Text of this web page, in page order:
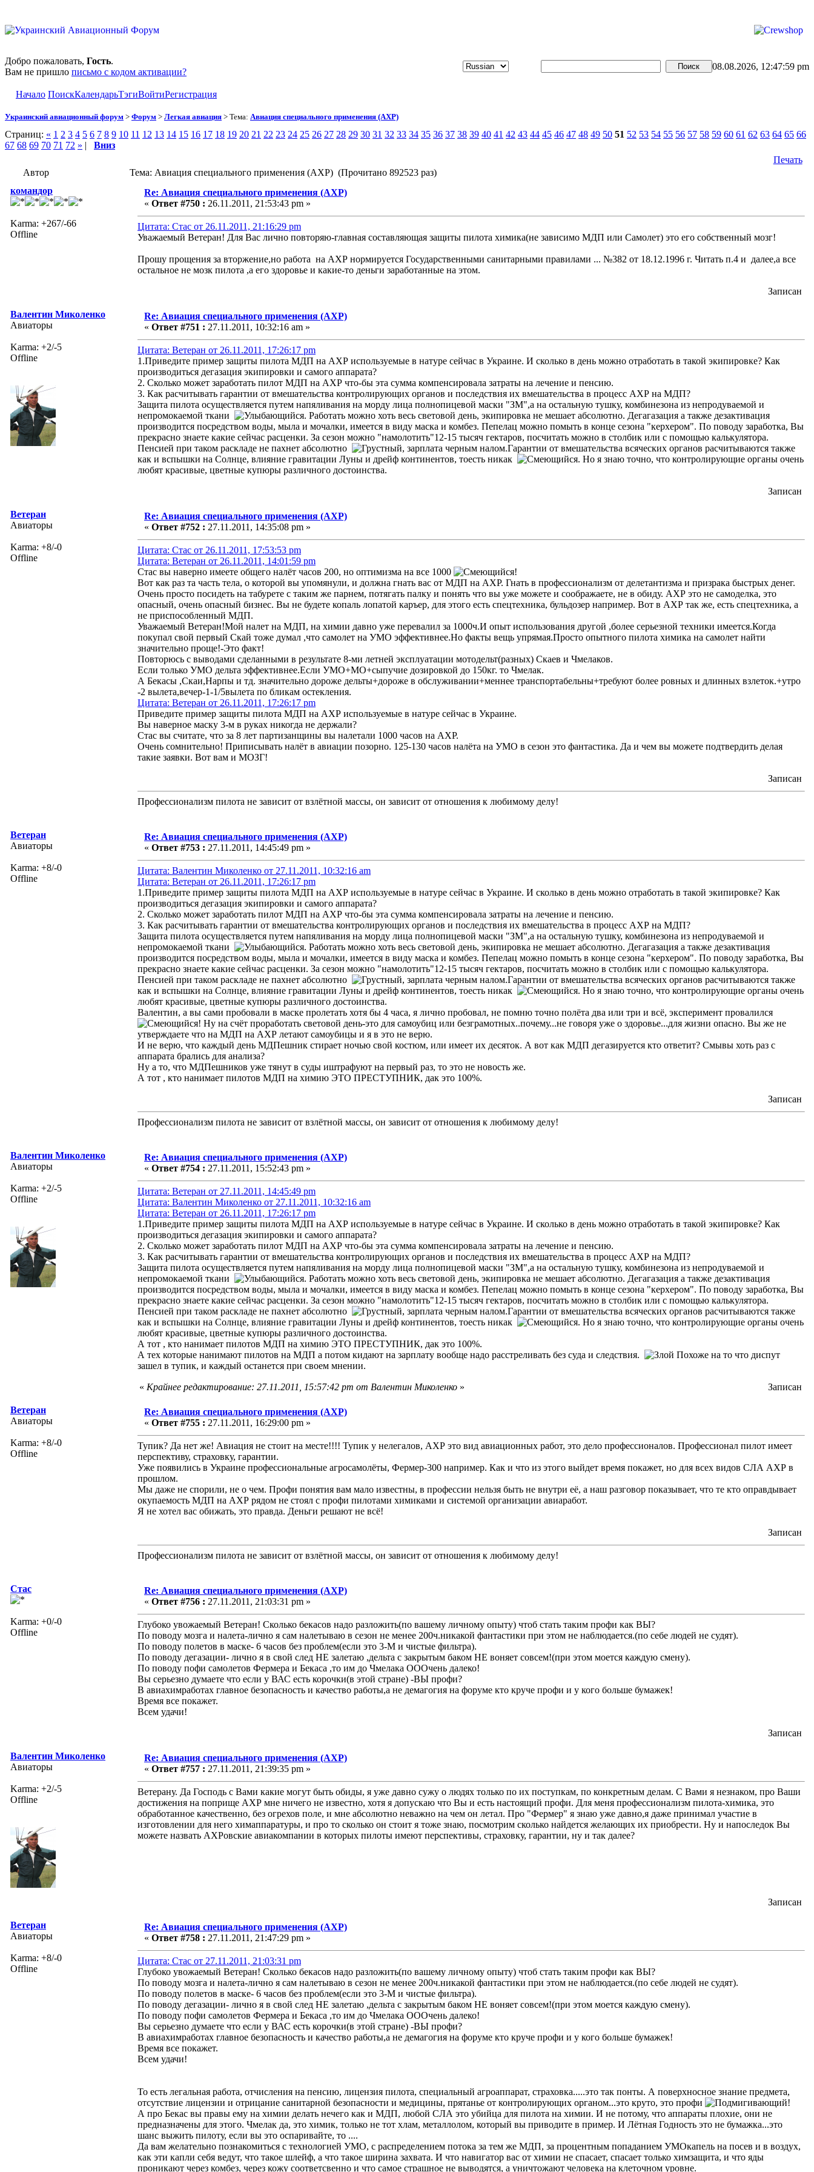
Добро пожаловать, Гость.
Вам не пришло письмо с кодом активации?
08.08.2026, 12:47:59 pm
Начало ПоискКалендарьТэгиВойтиРегистрация
Украинский авиационный форум > Форум > Легкая авиация > Тема: Авиация специального применения (АХР)
Страниц: « 1 2 3 4 5 6 7 8 9 10 11 12 13 14 15 16 17 18 19 20 21 22 23 24 25 26 27 28 29 30 31 32 33 34 35 36 37 38 39 40 41 42 43 44 45 46 47 48 49 50 51 52 53 54 55 56 57 58 59 60 61 62 63 64 65 66
67 68 69 70 71 72 » | Вниз
Печать
Автор
Тема: Авиация специального применения (АХР) (Прочитано 892523 раз)
командор
Karma: +267/-66
Offline
Re: Авиация специального применения (АХР)
« Ответ #750 : 26.11.2011, 21:53:43 pm »
Цитата: Стас от 26.11.2011, 21:16:29 pm
Уважаемый Ветеран! Для Вас лично повторяю-главная составляющая защиты пилота химика(не зависимо МДП или Самолет) это его собственный мозг!
Прошу прощения за вторжение,но работа на АХР нормируется Государственными санитарными правилами ... №382 от 18.12.1996 г. Читать п.4 и далее,а все
остальное не мозк пилота ,а его здоровье и какие-то деньги заработанные на этом.
Записан
Валентин Миколенко
Авиаторы
Karma: +2/-5
Offline
Re: Авиация специального применения (АХР)
« Ответ #751 : 27.11.2011, 10:32:16 am »
Цитата: Ветеран от 26.11.2011, 17:26:17 pm
1.Приведите пример защиты пилота МДП на АХР используемые в натуре сейчас в Украине. И сколько в день можно отработать в такой экипировке? Как
производиться дегазация экипировки и самого аппарата?
2. Сколько может заработать пилот МДП на АХР что-бы эта сумма компенсировала затраты на лечение и пенсию.
3. Как расчитывать гарантии от вмешательства контролирующих органов и последствия их вмешательства в процесс АХР на МДП?
Защита пилота осуществляется путем напяливания на морду лица полнопицевой маски "ЗМ",а на остальную тушку, комбинезона из непродуваемой и
непромокаемой ткани
. Работать можно хоть весь световой день, экипировка не мешает абсолютно. Дегагазация а также дезактивация
производится посредством воды, мыла и мочалки, имеется в виду маска и комбез. Пепелац можно помыть в конце сезона "керхером". По поводу заработка, Вы
прекрасно знаете какие сейчас расценки. За сезон можно "намолотить"12-15 тысяч гектаров, посчитать можно в столбик или с помощью калькулятора.
Пенсией при таком раскладе не пахнет абсолютно
, зарплата черным налом.Гарантии от вмешательства всяческих органов расчитываются также
как и вспышки на Солнце, влияние гравитации Луны и дрейф континентов, тоесть никак
. Но я знаю точно, что контролирующие органы очень
любят красивые, цветные купюры различного достоинства.
Записан
Ветеран
Авиаторы
Karma: +8/-0
Offline
Re: Авиация специального применения (АХР)
« Ответ #752 : 27.11.2011, 14:35:08 pm »
Цитата: Стас от 26.11.2011, 17:53:53 pm
Цитата: Ветеран от 26.11.2011, 14:01:59 pm
Стас вы наверно имеете общего налёт часов 200, но оптимизма на все 1000
!
Вот как раз та часть тела, о которой вы упомянули, и должна гнать вас от МДП на АХР. Гнать в профессионализм от делетантизма и призрака быстрых денег.
Очень просто посидеть на табурете с таким же парнем, потягать палку и понять что вы уже можете и соображаете, не в обиду. АХР это не самоделка, это
опасный, очень опасный бизнес. Вы не будете копаль лопатой каръер, для этого есть спецтехника, бульдозер например. Вот в АХР так же, есть спецтехника, а
не приспособленный МДП.
Уважаемый Ветеран!Мой налет на МДП, на химии давно уже перевалил за 1000ч.И опыт использования другой ,более серьезной техники имеется.Когда
покупал свой первый Скай тоже думал ,что самолет на УМО эффективнее.Но факты вещь упрямая.Просто опытного пилота химика на самолет найти
значительно проще!-Это факт!
Повторюсь с выводами сделанными в результате 8-ми летней эксплуатации мотодельт(разных) Скаев и Чмелаков.
Если только УМО дельта эффективнее.Если УМО+МО+сыпучие дозировкой до 150кг. то Чмелак.
А Бекасы ,Скаи,Нарпы и тд. значительно дороже дельты+дороже в обслуживании+меннее транспортабельны+требуют более ровных и длинных взлеток.+утро
-2 вылета,вечер-1-1/5вылета по бликам остекления.
Цитата: Ветеран от 26.11.2011, 17:26:17 pm
Приведите пример защиты пилота МДП на АХР используемые в натуре сейчас в Украине.
Вы наверное маску 3-м в руках никогда не держали?
Стас вы считате, что за 8 лет партизанщины вы налетали 1000 часов на АХР.
Очень сомнительно! Приписывать налёт в авиации позорно. 125-130 часов налёта на УМО в сезон это фантастика. Да и чем вы можете подтвердить делая
такие заявки. Вот вам и МОЗГ!
Записан
Профессионализм пилота не зависит от взлётной массы, он зависит от отношения к любимому делу!
Ветеран
Авиаторы
Karma: +8/-0
Offline
Re: Авиация специального применения (АХР)
« Ответ #753 : 27.11.2011, 14:45:49 pm »
Цитата: Валентин Миколенко от 27.11.2011, 10:32:16 am
Цитата: Ветеран от 26.11.2011, 17:26:17 pm
1.Приведите пример защиты пилота МДП на АХР используемые в натуре сейчас в Украине. И сколько в день можно отработать в такой экипировке? Как
производиться дегазация экипировки и самого аппарата?
2. Сколько может заработать пилот МДП на АХР что-бы эта сумма компенсировала затраты на лечение и пенсию.
3. Как расчитывать гарантии от вмешательства контролирующих органов и последствия их вмешательства в процесс АХР на МДП?
Защита пилота осуществляется путем напяливания на морду лица полнопицевой маски "ЗМ",а на остальную тушку, комбинезона из непродуваемой и
непромокаемой ткани
. Работать можно хоть весь световой день, экипировка не мешает абсолютно. Дегагазация а также дезактивация
производится посредством воды, мыла и мочалки, имеется в виду маска и комбез. Пепелац можно помыть в конце сезона "керхером". По поводу заработка, Вы
прекрасно знаете какие сейчас расценки. За сезон можно "намолотить"12-15 тысяч гектаров, посчитать можно в столбик или с помощью калькулятора.
Пенсией при таком раскладе не пахнет абсолютно
, зарплата черным налом.Гарантии от вмешательства всяческих органов расчитываются также
как и вспышки на Солнце, влияние гравитации Луны и дрейф континентов, тоесть никак
. Но я знаю точно, что контролирующие органы очень
любят красивые, цветные купюры различного достоинства.
Валентин, а вы сами пробовали в маске пролетать хотя бы 4 часа, я лично пробовал, не помню точно полёта два или три и всё, эксперимент провалился
! Ну на счёт проработать световой день-это для самоубиц или безграмотных..почему...не говоря уже о здоровье...для жизни опасно. Вы же не
утверждаете что на МДП на АХР летают самоубицы и я в это не верю.
И не верю, что каждый день МДПешник стирает ночью свой костюм, или имеет их десяток. А вот как МДП дегазируется кто ответит? Смывы хоть раз с
аппарата брались для анализа?
Ну а то, что МДПешников уже тянут в суды иштрафуют на первый раз, то это не новость же.
А тот , кто нанимает пилотов МДП на химию ЭТО ПРЕСТУПНИК, дак это 100%.
Записан
Профессионализм пилота не зависит от взлётной массы, он зависит от отношения к любимому делу!
Валентин Миколенко
Авиаторы
Karma: +2/-5
Offline
Re: Авиация специального применения (АХР)
« Ответ #754 : 27.11.2011, 15:52:43 pm »
Цитата: Ветеран от 27.11.2011, 14:45:49 pm
Цитата: Валентин Миколенко от 27.11.2011, 10:32:16 am
Цитата: Ветеран от 26.11.2011, 17:26:17 pm
1.Приведите пример защиты пилота МДП на АХР используемые в натуре сейчас в Украине. И сколько в день можно отработать в такой экипировке? Как
производиться дегазация экипировки и самого аппарата?
2. Сколько может заработать пилот МДП на АХР что-бы эта сумма компенсировала затраты на лечение и пенсию.
3. Как расчитывать гарантии от вмешательства контролирующих органов и последствия их вмешательства в процесс АХР на МДП?
Защита пилота осуществляется путем напяливания на морду лица полнопицевой маски "ЗМ",а на остальную тушку, комбинезона из непродуваемой и
непромокаемой ткани
. Работать можно хоть весь световой день, экипировка не мешает абсолютно. Дегагазация а также дезактивация
производится посредством воды, мыла и мочалки, имеется в виду маска и комбез. Пепелац можно помыть в конце сезона "керхером". По поводу заработка, Вы
прекрасно знаете какие сейчас расценки. За сезон можно "намолотить"12-15 тысяч гектаров, посчитать можно в столбик или с помощью калькулятора.
Пенсией при таком раскладе не пахнет абсолютно
, зарплата черным налом.Гарантии от вмешательства всяческих органов расчитываются также
как и вспышки на Солнце, влияние гравитации Луны и дрейф континентов, тоесть никак
. Но я знаю точно, что контролирующие органы очень
любят красивые, цветные купюры различного достоинства.
А тот , кто нанимает пилотов МДП на химию ЭТО ПРЕСТУПНИК, дак это 100%.
А тех которые нанимают пилотов на МДП а потом кидают на зарплату вообще надо расстреливать без суда и следствия.
Похоже на то что диспут
зашел в тупик, и каждый останется при своем мнении.
« Крайнее редактирование: 27.11.2011, 15:57:42 pm от Валентин Миколенко » Записан
Ветеран
Авиаторы
Karma: +8/-0
Offline
Re: Авиация специального применения (АХР)
« Ответ #755 : 27.11.2011, 16:29:00 pm »
Тупик? Да нет же! Авиация не стоит на месте!!!! Тупик у нелегалов, АХР это вид авиационных работ, это дело профессионалов. Профессионал пилот имеет
перспективу, страховку, гарантии.
Уже появились в Украине профессиональные агросамолёты, Фермер-300 например. Как и что из этого выйдет время покажет, но для всех видов СЛА АХР в
прошлом.
Мы даже не спорили, не о чем. Профи понятия вам мало известны, в профессии нельзя быть не внутри её, а наш разговор показывает, что те кто оправдывает
окупаемость МДП на АХР рядом не стоял с профи пилотами химиками и системой организации авиаработ.
Я не хотел вас обижать, это правда. Деньги решают не всё!
Записан
Профессионализм пилота не зависит от взлётной массы, он зависит от отношения к любимому делу!
Стас
Karma: +0/-0
Offline
Re: Авиация специального применения (АХР)
« Ответ #756 : 27.11.2011, 21:03:31 pm »
Глубоко увожаемый Ветеран! Сколько бекасов надо разложить(по вашему личному опыту) чтоб стать таким профи как ВЫ?
По поводу мозга и налета-лично я сам налетываю в сезон не менее 200ч.никакой фантастики при этом не наблюдается.(по себе людей не судят).
По поводу полетов в маске- 6 часов без проблем(если это 3-М и чистые фильтра).
По поводу дегазации- лично я в свой след НЕ залетаю ,дельта с закрытым баком НЕ воняет совсем!(при этом моется каждую смену).
По поводу пофи самолетов Фермера и Бекаса ,то им до Чмелака ОООчень далеко!
Вы серьезно думаете что если у ВАС есть корочки(в этой стране) -ВЫ профи?
В авиахимработах главное безопасность и качество работы,а не демагогия на форуме кто круче профи и у кого больше бумажек!
Время все покажет.
Всем удачи!
Записан
Валентин Миколенко
Авиаторы
Karma: +2/-5
Offline
Re: Авиация специального применения (АХР)
« Ответ #757 : 27.11.2011, 21:39:35 pm »
Ветерану. Да Господь с Вами какие могут быть обиды, я уже давно сужу о людях только по их поступкам, по конкретным делам. С Вами я незнаком, про Ваши
достижения на поприще АХР мне ничего не известно, хотя я допускаю что Вы и есть настоящий профи. Для меня профессионализм пилота-химика, это
обработанное качественно, без огрехов поле, и мне абсолютно неважно на чем он летал. Про "Фермер" я знаю уже давно,я даже принимал участие в
изготовлении для него химаппаратуры, и про то сколько он стоит я тоже знаю, посмотрим сколько найдется желающих их приобрести. Ну и напоследок Вы
можете назвать АХРовские авиакомпании в которых пилоты имеют перспективы, страховку, гарантии, ну и так далее?
Записан
Ветеран
Авиаторы
Karma: +8/-0
Offline
Re: Авиация специального применения (АХР)
« Ответ #758 : 27.11.2011, 21:47:29 pm »
Цитата: Стас от 27.11.2011, 21:03:31 pm
Глубоко увожаемый Ветеран! Сколько бекасов надо разложить(по вашему личному опыту) чтоб стать таким профи как ВЫ?
По поводу мозга и налета-лично я сам налетываю в сезон не менее 200ч.никакой фантастики при этом не наблюдается.(по себе людей не судят).
По поводу полетов в маске- 6 часов без проблем(если это 3-М и чистые фильтра).
По поводу дегазации- лично я в свой след НЕ залетаю ,дельта с закрытым баком НЕ воняет совсем!(при этом моется каждую смену).
По поводу пофи самолетов Фермера и Бекаса ,то им до Чмелака ОООчень далеко!
Вы серьезно думаете что если у ВАС есть корочки(в этой стране) -ВЫ профи?
В авиахимработах главное безопасность и качество работы,а не демагогия на форуме кто круче профи и у кого больше бумажек!
Время все покажет.
Всем удачи!
То есть легальная работа, отчисления на пенсию, лицензия пилота, специальный агроаппарат, страховка.....это так понты. А поверхносное знание предмета,
отсутствие лицензии и отрицание санитарной безопасности и медицины, прятанье от контролирующих органом...это круто, это профи
!
А про Бекас вы правы ему на химии делать нечего как и МДП, любой СЛА это убийца для пилота на химии. И не потому, что аппараты плохие, они не
предназначены для этого. Чмелак да, это химик, только не тот хлам, металлолом, который вы приводите в пример. И Лётная Годность это не бумажка...это
шанс выжить пилоту, если вы это оспаривайте, то ....
Да вам желательно познакомиться с технологией УМО, с распределением потока за тем же МДП, за процентным попаданием УМОкапель на посев и в воздух,
как эти капли себя ведут, что такое шлейф, а что такое ширина захвата. И что навигатор вас от химии не спасает, спасает только химзащита, и что яды
проникают через комбез, через кожу соответсвенно и что самое страшное не выводятся, а уничтожают человека на клеточном уровне.